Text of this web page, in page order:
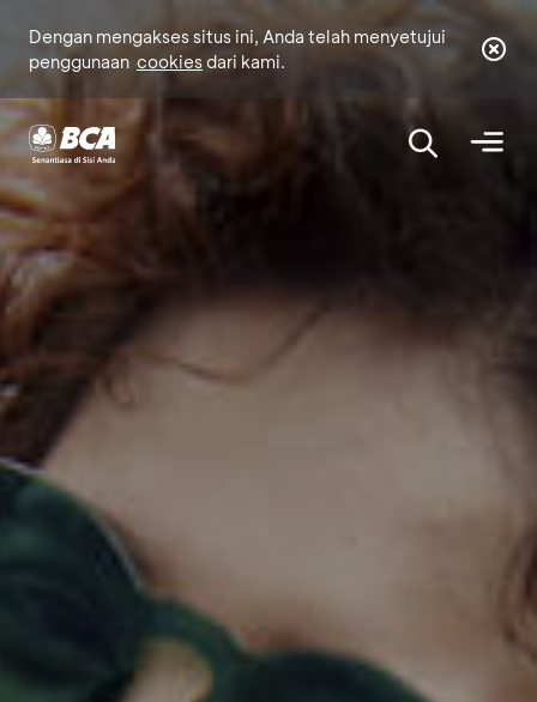
Dengan mengakses situs ini, Anda telah menyetujui
penggunaan cookies dari kami.